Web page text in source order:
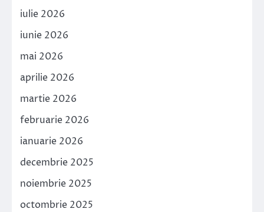
iulie 2026
iunie 2026
mai 2026
aprilie 2026
martie 2026
februarie 2026
ianuarie 2026
decembrie 2025
noiembrie 2025
octombrie 2025